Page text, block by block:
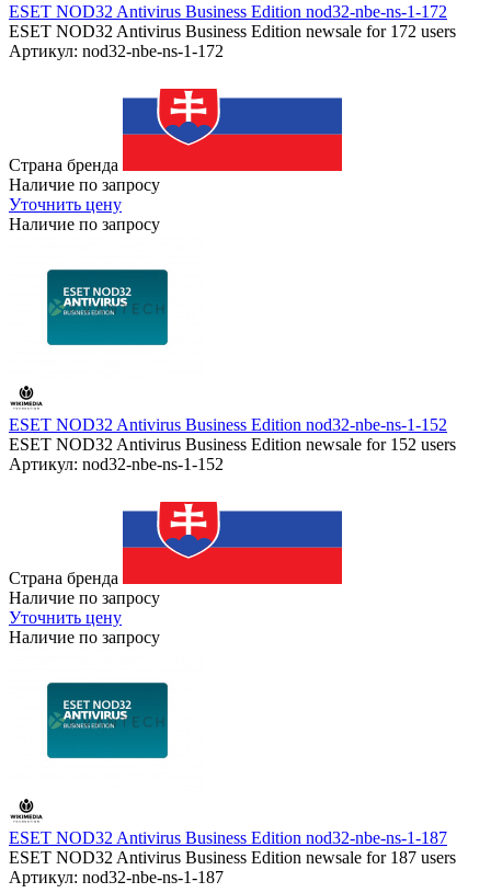
ESET NOD32 Antivirus Business Edition nod32-nbe-ns-1-172
ESET NOD32 Antivirus Business Edition newsale for 172 users
Артикул: nod32-nbe-ns-1-172
Страна бренда
Наличие по запросу
Уточнить цену
Наличие по запросу
ESET NOD32 Antivirus Business Edition nod32-nbe-ns-1-152
ESET NOD32 Antivirus Business Edition newsale for 152 users
Артикул: nod32-nbe-ns-1-152
Страна бренда
Наличие по запросу
Уточнить цену
Наличие по запросу
ESET NOD32 Antivirus Business Edition nod32-nbe-ns-1-187
ESET NOD32 Antivirus Business Edition newsale for 187 users
Артикул: nod32-nbe-ns-1-187